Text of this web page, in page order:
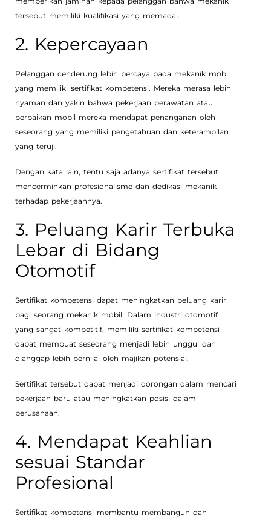
tersebut memiliki kualifikasi yang memadai.
2. Kepercayaan
Pelanggan cenderung lebih percaya pada mekanik mobil
yang memiliki sertifikat kompetensi. Mereka merasa lebih
nyaman dan yakin bahwa pekerjaan perawatan atau
perbaikan mobil mereka mendapat penanganan oleh
seseorang yang memiliki pengetahuan dan keterampilan
yang teruji.
Dengan kata lain, tentu saja adanya sertifikat tersebut
mencerminkan profesionalisme dan dedikasi mekanik
terhadap pekerjaannya.
3. Peluang Karir Terbuka
Lebar di Bidang
Otomotif
Sertifikat kompetensi dapat meningkatkan peluang karir
bagi seorang mekanik mobil. Dalam industri otomotif
yang sangat kompetitif, memiliki sertifikat kompetensi
dapat membuat seseorang menjadi lebih unggul dan
dianggap lebih bernilai oleh majikan potensial.
Sertifikat tersebut dapat menjadi dorongan dalam mencari
pekerjaan baru atau meningkatkan posisi dalam
perusahaan.
4. Mendapat Keahlian
sesuai Standar
Profesional
Sertifikat kompetensi membantu membangun dan